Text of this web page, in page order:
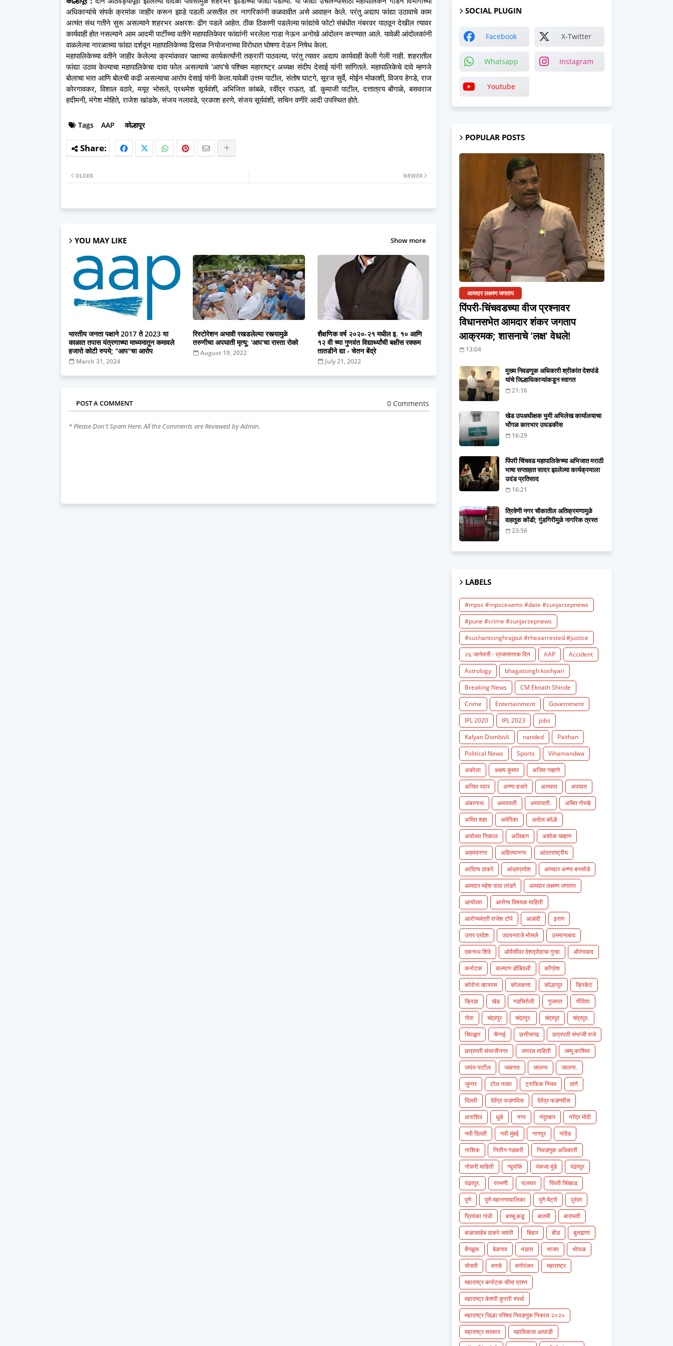
अधिकाऱ्यांचे संपर्क क्रमांक जाहीर करून झाडे पडली असतील तर नागरिकांनी कळवावीत असे आवाहन केले. परंतु अद्याप फांद्या उठावाचे काम
अत्यंत संथ गतीने सुरू असल्याने शहरभर अक्षरशः ढीग पडले आहेत. ठीक ठिकाणी पडलेल्या फांद्यांचे फोटो संबंधीत नंबरवर पाठवून देखील त्यावर
कार्यवाही होत नसल्याने आम आदमी पार्टीच्या वतीने महापालिकेवर फांद्यांनी भरलेला गाडा नेऊन अनोखे आंदोलन करण्यात आले. यावेळी आंदोलकांनी
वाळलेल्या नारळाच्या फांद्या दर्शवून महापालिकेच्या ढिसाळ नियोजनाच्या विरोधात घोषणा देऊन निषेध केला.
महापालिकेच्या वतीने जाहीर केलेल्या क्रमांकावर पक्षाच्या कार्यकर्त्यांनी तक्रारी पाठवल्या, परंतु त्यावर अद्याप कार्यवाही केली गेली नाही. शहरातील
फांद्या उठाव केल्याचा महापालिकेचा दावा फोल असल्याचे 'आप'चे पश्चिम महाराष्ट्र अध्यक्ष संदीप देसाई यांनी सांगितले. महापालिकेचे दावे म्हणजे
बोलाचा भात आणि बोलची कढी असल्याचा आरोप देसाई यांनी केला.यावेळी उत्तम पाटील, संतोष घाटगे, सूरज सुर्वे, मोईन मोकाशी, विजय हेगडे, राज
कोरगावकर, विशाल वठारे, मयूर भोसले, प्रथमेश सूर्यवंशी, अभिजित कांबळे, रवींद्र राऊत, डॉ. कुमाजी पाटील, दत्तात्रय बोंगाळे, बसवराज
हदीमनी, मंगेश मोहिते, राजेश खांडके, संजय नलावडे, प्रकाश हरणे, संजय सूर्यवंशी, सचिन वणीरे आदी उपस्थित होते.
Tags AAP कोल्हापूर
NEWER
OLDER
YOU MAY LIKE Show more
भारतीय जनता पक्षाने 2017 ते 2023 या
काळात तपास यंत्रणाच्या माध्यमातून कमावले
हजारो कोटी रुपये; "आप"चा आरोप
March 31, 2024
रिस्टोरेशन अभावी रखडलेल्या रस्त्यामुळे
तरुणीचा अपघाती मृत्यू; 'आप'चा रास्ता रोको
August 19, 2022
शैक्षणिक वर्ष २०२०-२१ मधील इ. १० आणि
१२ वी च्या गुणवंत विद्यार्थ्यांची बक्षीस रक्कम
तातडीने द्या - चेतन बेंद्रे
July 21, 2022
POST A COMMENT 0 Comments
* Please Don't Spam Here. All the Comments are Reviewed by Admin.
SOCIAL PLUGIN
Facebook X-Twitter
Whatsapp Instagram
Youtube
POPULAR POSTS
आमदार लक्ष्मण जगताप
पिंपरी-चिंचवडच्या वीज प्रश्नावर
विधानसभेत आमदार शंकर जगताप
आक्रमक; शासनाचे 'लक्ष' वेधले!
13:04
मुख्य निवडणूक अधिकारी श्रीकांत देशपांडे
यांचे जिल्हाधिकाऱ्यांकडून स्वागत
21:16
खेड उपअधीक्षक भुमी अभिलेख कार्यालयाचा
भोंगळ कारभार उघडकीस
16:29
पिंपरी चिंचवड महापालिकेच्या अभिजात मराठी
भाषा सप्ताहात सादर झालेल्या कार्यक्रमाला
उदंड प्रतिसाद
16:21
त्रिवेणी नगर चौकातील अतिक्रमणामुळे
वाहतूक कोंडी; गुंडगिरीमुळे नागरिक त्रस्त
23:56
LABELS
#mpsc #mpscexams #date #zunjarzepnews
#pune #crime #zunjarzepnews
#sushantsinghrajput #rheaarrested #justice
२६ जानेवारी - प्रजासत्ताक दिन
AAP
Accident
Astrology
bhagatsingh koshyari
Breaking News
CM Eknath Shinde
Crime
Entertainment
Government
IPL 2020
IPL 2023
jobs
Kalyan Dombivli
nanded
Paithan
Political News
Sports
Vihamandwa
अकोला
अक्षय कुमार
अजित गव्हाणे
अजित पवार
अण्णा हजारे अतघात
अपघात
अंबरनाथ
अमरावती अमरावती.
अमित गोरखे
अमित शहा
अमेरिका
अमोल कोल्हे
अयोध्या निकाल
अलिबाग
अशोक चव्हाण
अहमदनगर
अहिल्यानगर
आंतरराष्ट्रीय
आदित्य ठाकरे
आंध्रप्रदेश
आमदार अण्णा बनसोडे
आमदार महेश दादा लांडगे
आमदार लक्ष्मण जगताप
आयोध्या
आरोग्य विषयक माहिती
आरोग्यमंत्री राजेश टोपे
आळंदी
इराण
उत्तर प्रदेश
उदयनराजे भोसले
उस्मानाबाद
एकनाथ शिंदे
ओवैसींवर देशद्रोहाचा गुन्हा
औरंगाबाद
कर्नाटक
कल्याण डोंबिवली
काँग्रेश
कोरोना व्हायरस
कोलकत्ता कोल्हापूर
क्रिकेट
क्रिडा
खेड गडचिरोली गुजरात
गोंदिया
गोवा
चंद्रपुर चंद्रपुर. चंद्रपूर
चंद्रपूर.
चिपळूण
चैन्नई छत्तीसगढ
छत्रपती संभाजी राजे
छत्रपती संभाजीनगर
जनरल माहिती
जम्मू काश्मिर
जयंत पाटील
जळगाव जालना
जालना.
जुन्नर
टोल नाका ट्राफिक नियम
ठाणे
दिल्ली
देवेंद्र फडणविस
देवेंद्र फडणवीस
धाराशिव
धुळे नगर नंदुरबार
नरेंद्र मोदी
नवी दिल्ली
नवी मुंबई नागपूर
नांदेड
नाशिक
नितीन गडकरी
निवडणुक अधिकारी
नोकरी माहिती
न्यूयॉर्क पंकजा मुंडे
पंढरपूर
पंढरपूर.
परभणी पालघर
पिंपरी चिंचवड
पुणे
पुणे महानगरपालिका पुणे मेट्रो
पुरंदर
प्रियंका गांधी
बच्चू कडू बातमी
बारामती
बाळासाहेब ठाकरे जयंती
बिहार बीड
बुलढाणा
बेंगळुरू
बेळगाव भंडारा भाजप
भोपाळ
भोसरी
मनसे मनोरंजन
महाराष्ट्र
महाराष्ट्र कर्नाटक सीमा प्रश्न
महाराष्ट्र केशरी कुस्ती स्पर्धा
महाराष्ट्र जिल्हा परिषद निवडणुक निकाल २०२०
महाराष्ट्र सरकार
महाविकास आघाडी